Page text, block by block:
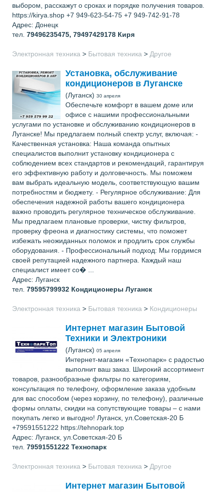
выбором, расскажут о сроках и порядке получения товаров.
https://kirya.shop +7 949-623-54-75 +7 949-742-91-78
Адрес: Донецк
тел. 79496235475, 79497429178 Киря
Электронная техника > Бытовая техника > Другое
Установка, обслуживание
кондиционеров в Луганске
(Луганск) 30 апреля
Обеспечьте комфорт в вашем доме или
офисе с нашими профессиональными
услугами по установке и обслуживанию кондиционеров в
Луганске! Мы предлагаем полный спектр услуг, включая: -
Качественная установка: Наша команда опытных
специалистов выполнит установку кондиционера с
соблюдением всех стандартов и рекомендаций, гарантируя
его эффективную работу и долговечность. Мы поможем
вам выбрать идеальную модель, соответствующую вашим
потребностям и бюджету. - Регулярное обслуживание: Для
обеспечения надежной работы вашего кондиционера
важно проводить регулярное техническое обслуживание.
Мы предлагаем плановые проверки, чистку фильтров,
проверку фреона и диагностику системы, что поможет
избежать неожиданных поломок и продлить срок службы
оборудования. - Профессиональный подход: Мы гордимся
своей репутацией надежного партнера. Каждый наш
специалист имеет со� ...
Адрес: Луганск
тел. 79595799932 Кондиционеры Луганск
Электронная техника > Бытовая техника > Кондиционеры
Интернет магазин Бытовой
Техники и Электроники
(Луганск) 05 апреля
Интернет-магазин «Технопарк» с радостью
выполнит ваш заказ. Широкий ассортимент
товаров, разнообразные фильтры по категориям,
консультация по телефону, оформление заказа удобным
для вас способом (через корзину, по телефону), различные
формы оплаты, скидки на сопутствующие товары – с нами
покупать легко и выгодно! Луганск, ул.Советская-20 Б
+79591551222 https://tehnopark.top
Адрес: Луганск, ул.Советская-20 Б
тел. 79591551222 Технопарк
Электронная техника > Бытовая техника > Другое
Интернет магазин Бытовой